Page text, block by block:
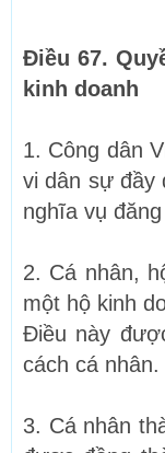
Điều 67.
kinh doanh
1. Công dân
vi dân sự đầy
nghĩa vụ
2. Cá nhân,
một hộ kinh
Điều này
cách cá nhân.
3. Cá nhân